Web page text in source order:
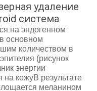
удаление
система
на эндогенном
основном
количеством в
(рисунок
энергии
на кожуВ результате
меланином